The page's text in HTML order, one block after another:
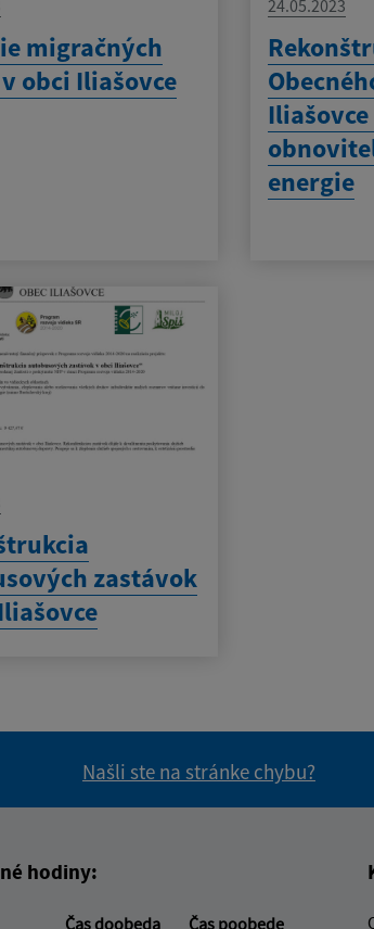
migračných
obci Iliašovce
24.05.2023
energie
zastávok
Našli ste na stránke chybu?
hodiny:
Čas doobeda
Čas poobede